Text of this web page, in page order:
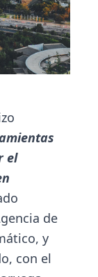
el
de
y
con el